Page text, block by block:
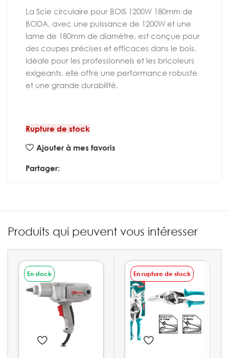
La Scie circulaire pour BOIS 1200W 180mm de
BODA, avec une puissance de 1200W et une
lame de 180mm de diamètre, est conçue pour
des coupes précises et efficaces dans le bois.
Idéale pour les professionnels et les bricoleurs
exigeants, elle offre une performance robuste
et une grande durabilité.
Rupture de stock
Ajouter à mes favoris
Partager:
Produits qui peuvent vous intéresser
En stock En rupture de stock